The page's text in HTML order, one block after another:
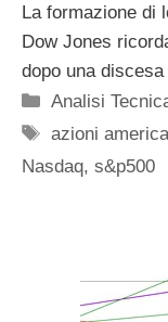
La formazione di
Dow Jones
dopo una
Categorie
Analisi
Tag
azioni
Nasdaq, s&p500